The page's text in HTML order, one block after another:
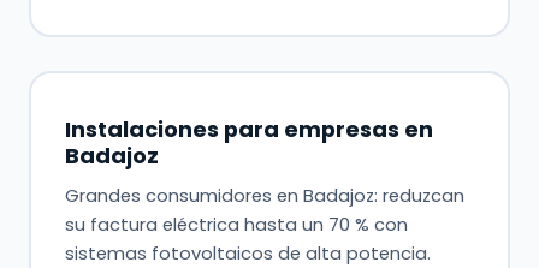
Instalaciones para empresas en
Badajoz
Grandes consumidores en Badajoz: reduzcan
su factura eléctrica hasta un 70 % con
sistemas fotovoltaicos de alta potencia.